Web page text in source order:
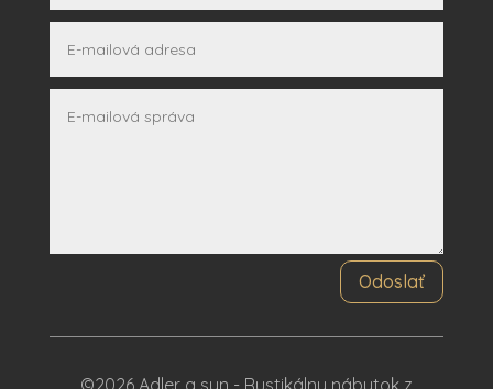
Odoslať
©2026 Adler a syn - Rustikálny nábytok z